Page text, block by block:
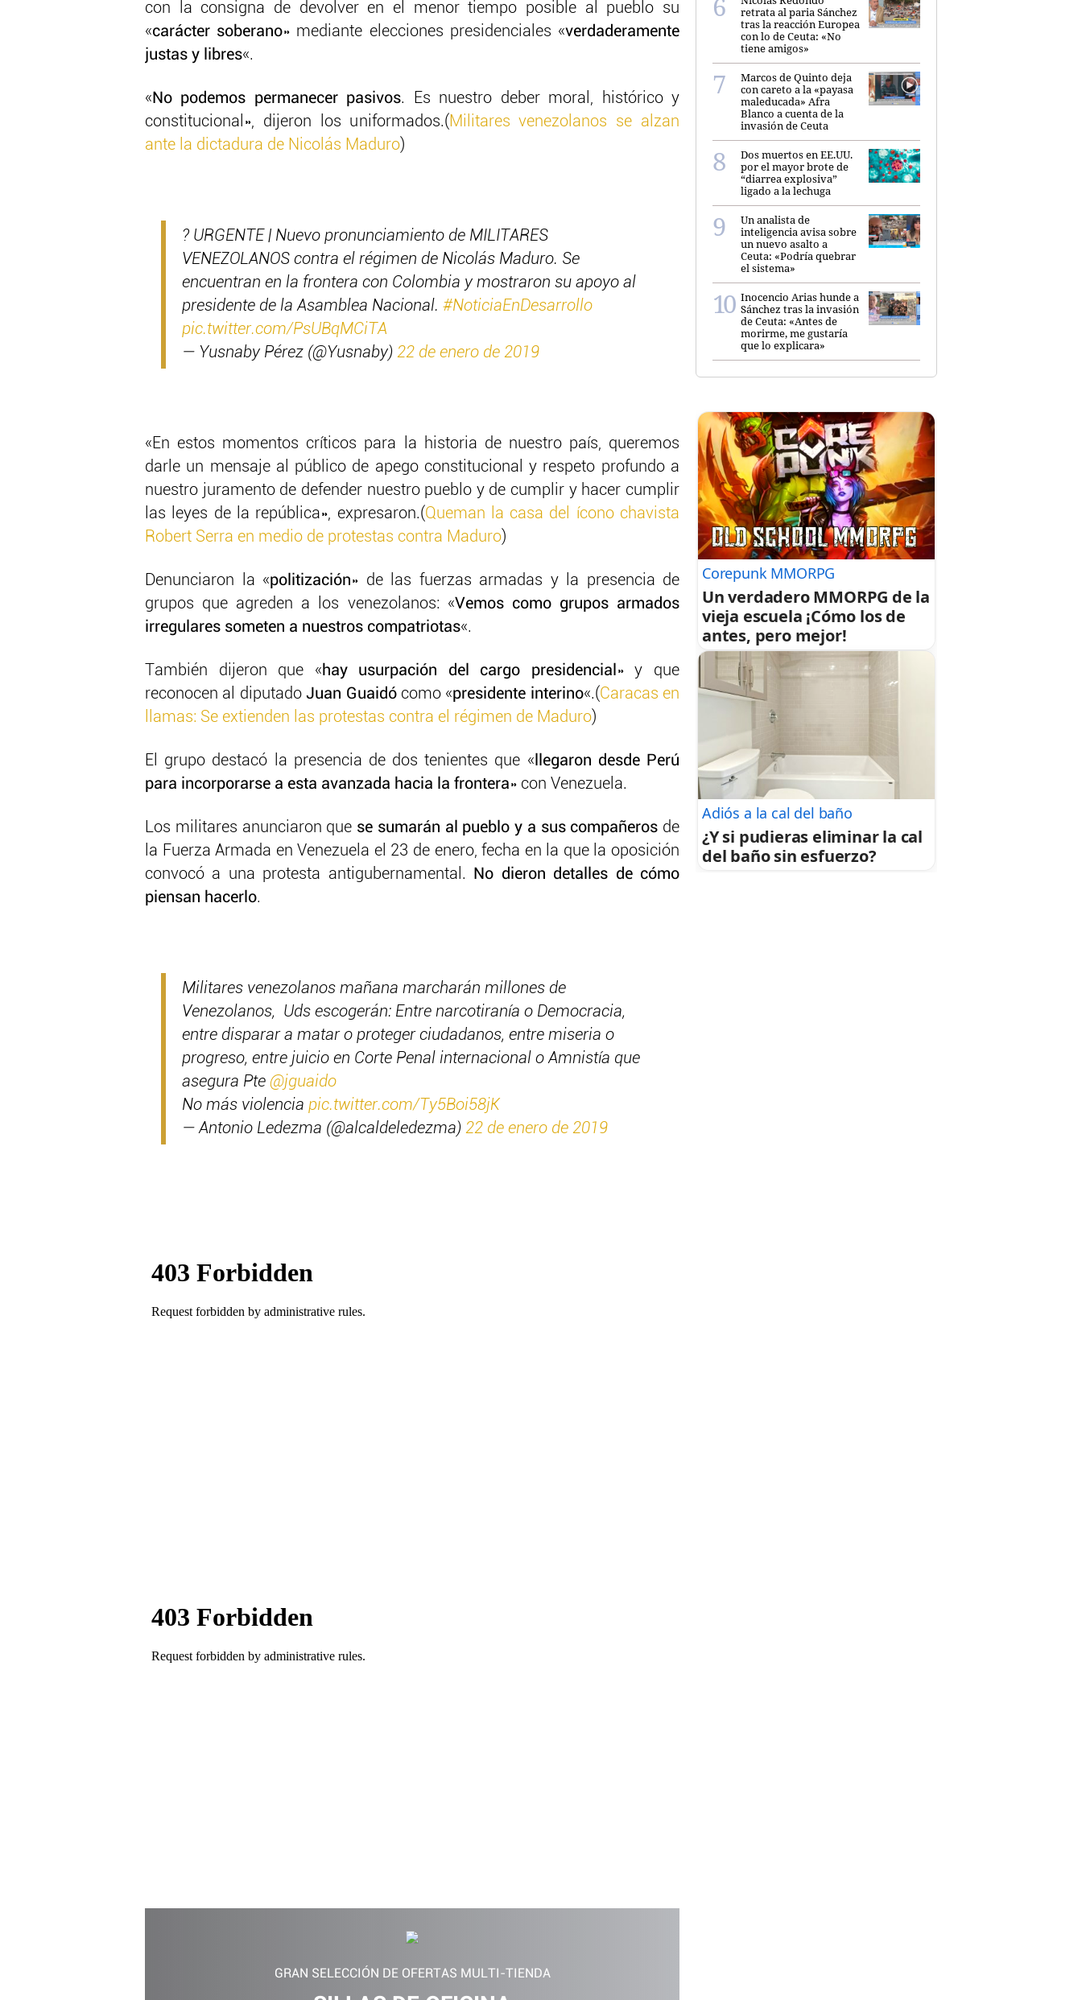
con la consigna de devolver en el menor tiempo posible al pueblo su
«carácter soberano» mediante elecciones presidenciales «verdaderamente
justas y libres«.
« No podemos permanecer pasivos. Es nuestro deber moral, histórico y
constitucional», dijeron los uniformados.( Militares venezolanos se alzan
ante la dictadura de Nicolás Maduro)
? URGENTE | Nuevo pronunciamiento de MILITARES
VENEZOLANOS contra el régimen de Nicolás Maduro. Se
encuentran en la frontera con Colombia y mostraron su apoyo al
presidente de la Asamblea Nacional. #NoticiaEnDesarrollo
pic.twitter.com/PsUBqMCiTA
— Yusnaby Pérez (@Yusnaby) 22 de enero de 2019
«En estos momentos críticos para la historia de nuestro país, queremos
darle un mensaje al público de apego constitucional y respeto profundo a
nuestro juramento de defender nuestro pueblo y de cumplir y hacer cumplir
las leyes de la república», expresaron.(Queman la casa del ícono chavista
Robert Serra en medio de protestas contra Maduro)
Denunciaron la «politización» de las fuerzas armadas y la presencia de
grupos que agreden a los venezolanos: «Vemos como grupos armados
irregulares someten a nuestros compatriotas«.
También dijeron que « hay usurpación del cargo presidencial » y que
reconocen al diputadoJuan Guaidócomo «presidente interino«.(Caracas en
llamas: Se extienden las protestas contra el régimen de Maduro)
El grupo destacó la presencia de dos tenientes que « llegaron desde Perú
para incorporarse a esta avanzada hacia la frontera» con Venezuela.
Los militares anunciaron que se sumarán al pueblo y a sus compañeros de
la Fuerza Armada en Venezuela el 23 de enero, fecha en la que la oposición
convocó a una protesta antigubernamental.
No dieron detalles de cómo
piensan hacerlo.
Militares venezolanos mañana marcharán millones de
Venezolanos, Uds escogerán: Entre narcotiranía o Democracia,
entre disparar a matar o proteger ciudadanos, entre miseria o
progreso, entre juicio en Corte Penal internacional o Amnistía que
asegura Pte @jguaido
No más violencia pic.twitter.com/Ty5Boi58jK
— Antonio Ledezma (@alcaldeledezma) 22 de enero de 2019
GRAN SELECCIÓN DE OFERTAS MULTI-TIENDA
retrata al paria Sánchez
tras la reacción Europea
con lo de Ceuta: «No
tiene amigos»
Marcos de Quinto deja
con careto a la «payasa
maleducada» Afra
Blanco a cuenta de la
invasión de Ceuta
Dos muertos en EE.UU.
por el mayor brote de
“diarrea explosiva”
ligado a la lechuga
Un analista de
inteligencia avisa sobre
un nuevo asalto a
Ceuta: «Podría quebrar
el sistema»
Inocencio Arias hunde a
Sánchez tras la invasión
de Ceuta: «Antes de
morirme, me gustaría
que lo explicara»
Corepunk MMORPG
Un verdadero MMORPG de la
vieja escuela ¡Cómo los de
antes, pero mejor!
Adiós a la cal del baño
¿Y si pudieras eliminar la cal
del baño sin esfuerzo?